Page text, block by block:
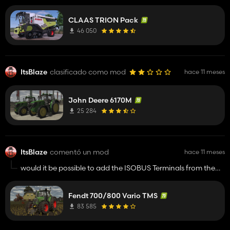
Würde mich riesig freuen 😉👍.
LG ich hoffe auf eine Antwort von dir
CLAAS TRION Pack
46 050
ItsBlaze clasificado como mod hace 11 meses
John Deere 6170M
25 284
ItsBlaze comentó un mod hace 11 meses
would it be possible to add the ISOBUS Terminals from the
Fendt 700/800 Vario TMS
83 585